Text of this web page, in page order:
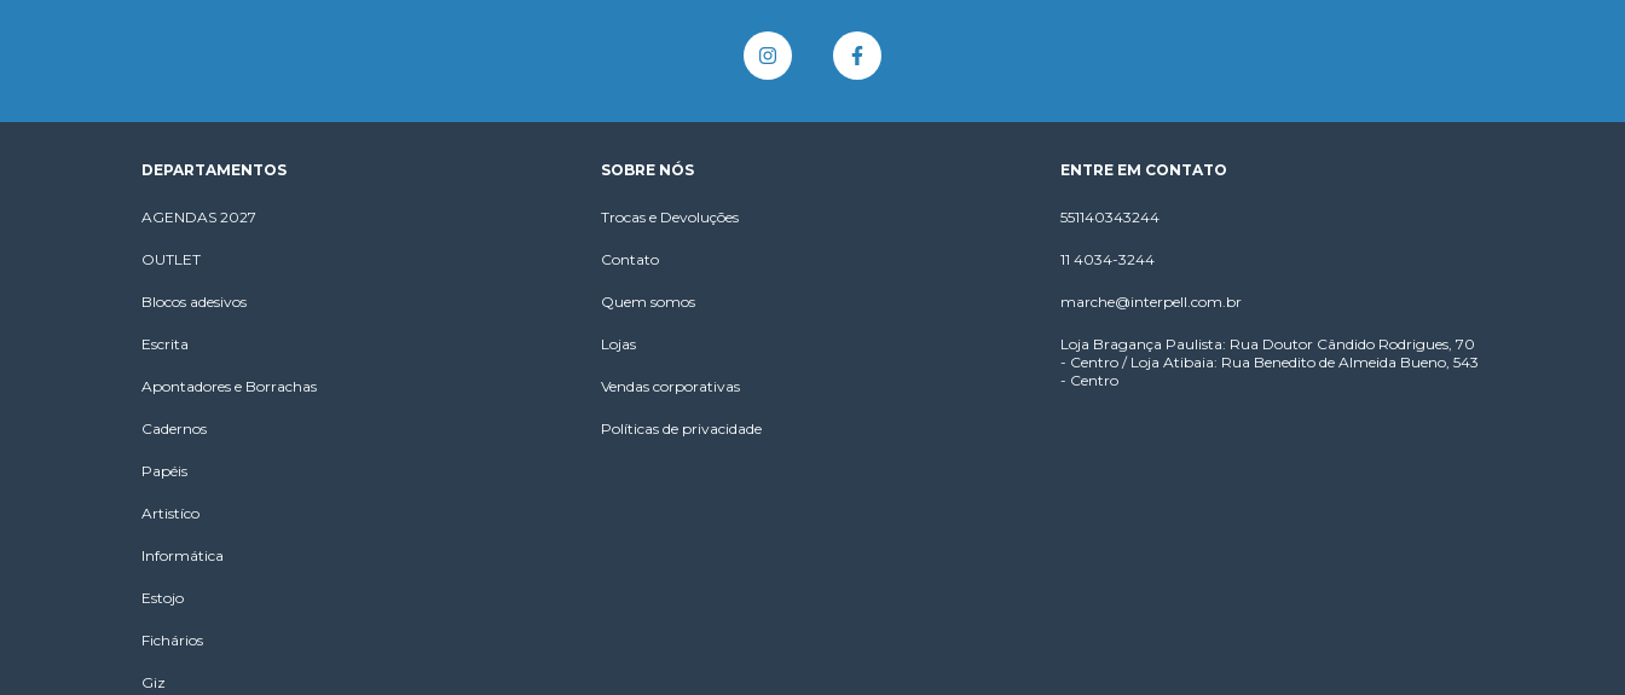
DEPARTAMENTOS
AGENDAS 2027
OUTLET
Blocos adesivos
Escrita
Apontadores e Borrachas
Cadernos
Papéis
Artistíco
Informática
Estojo
Fichários
Giz
SOBRE NÓS
Trocas e Devoluções
Contato
Quem somos
Lojas
Vendas corporativas
Políticas de privacidade
ENTRE EM CONTATO
551140343244
11 4034-3244
marche@interpell.com.br
Loja Bragança Paulista: Rua Doutor Cândido Rodrigues, 70
- Centro / Loja Atibaia: Rua Benedito de Almeida Bueno, 543
- Centro